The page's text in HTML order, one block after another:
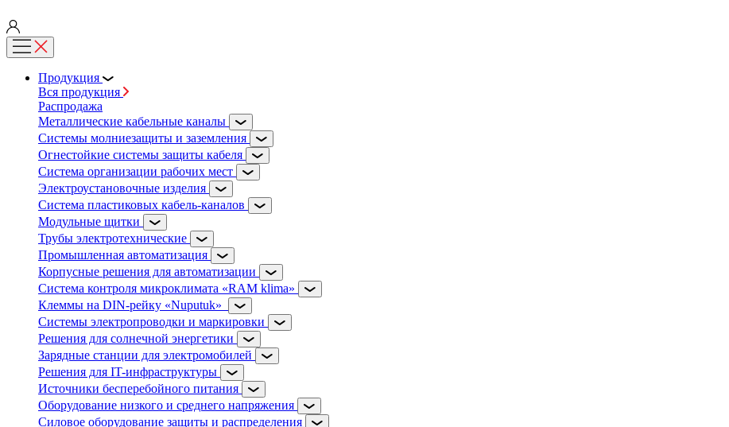
Продукция
Вся продукция
Распродажа
Металлические кабельные каналы
Системы молниезащиты и заземления
Огнестойкие системы защиты кабеля
Система организации рабочих мест
Электроустановочные изделия
Система пластиковых кабель-каналов
Модульные щитки
Трубы электротехнические
Промышленная автоматизация
Корпусные решения для автоматизации
Система контроля микроклимата «RAM klima»
Клеммы на DIN-рейку «Nuputuk»
Системы электропроводки и маркировки
Решения для солнечной энергетики
Зарядные станции для электромобилей
Решения для IT-инфраструктуры
Источники бесперебойного питания
Оборудование низкого и среднего напряжения
Силовое оборудование защиты и распределения